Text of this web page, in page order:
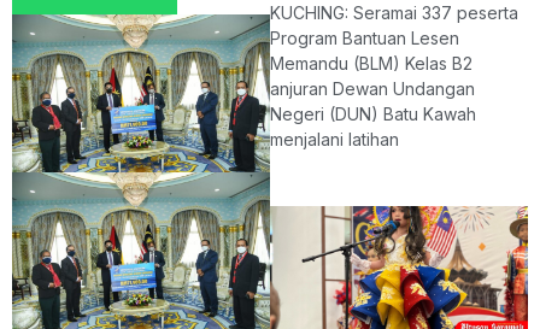
KUCHING: Seramai 337 peserta
Program Bantuan Lesen
Memandu (BLM) Kelas B2
anjuran Dewan Undangan
Negeri (DUN) Batu Kawah
menjalani latihan